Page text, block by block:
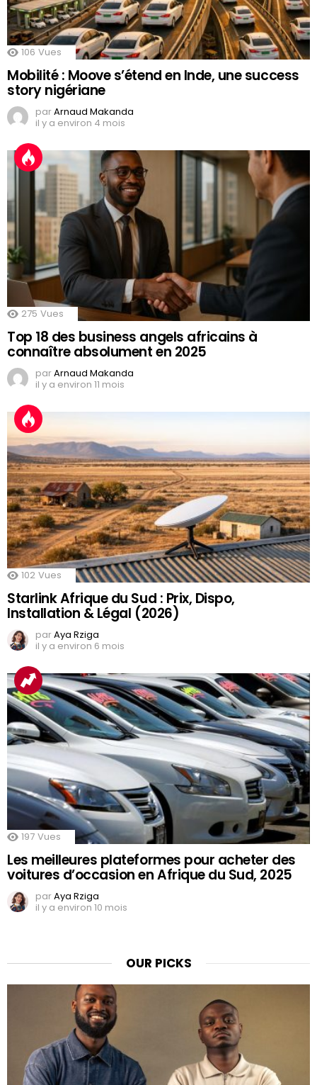
106 Vues
Mobilité : Moove s’étend en Inde, une success
story nigériane
parArnaud Makanda
il y a environ 4 mois
275 Vues
Top 18 des business angels africains à
connaître absolument en 2025
parArnaud Makanda
il y a environ 11 mois
102 Vues
Starlink Afrique du Sud : Prix, Dispo,
Installation & Légal (2026)
parAya Rziga
il y a environ 6 mois
197 Vues
Les meilleures plateformes pour acheter des
voitures d’occasion en Afrique du Sud, 2025
parAya Rziga
il y a environ 10 mois
OUR PICKS